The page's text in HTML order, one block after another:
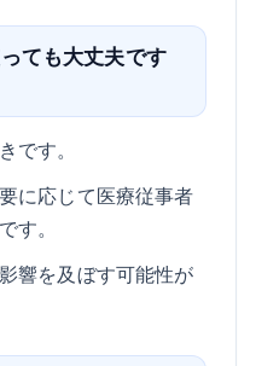
ても大丈夫です
です。
に応じて医療従事者
す。
響を及ぼす可能性が